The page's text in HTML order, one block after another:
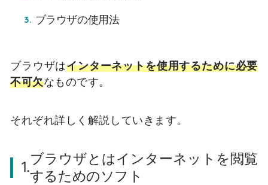
ブラウザの使用法
ブラウザはインターネットを使用するために必要
不可欠なものです。
それぞれ詳しく解説していきます。
1.
ブラウザとはインターネットを閲覧
するためのソフト